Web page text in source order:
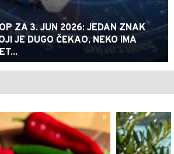
ZA 3. JUN 2026: JEDAN ZNAK
JE DUGO ČEKAO, NEKO IMA
0